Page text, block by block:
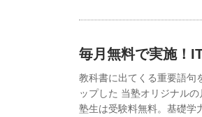
毎月無料で実施！
教科書に出てくる重要語句
ップした 当塾オリジナルの
塾生は受験料無料。基礎学